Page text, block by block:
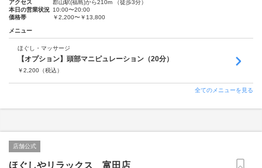
アクセス
郡山駅(福島)から210m （徒歩3分）
本日の営業状況 10:00〜20:00
価格帯
￥2,200〜￥13,800
メニュー
ほぐし・マッサージ
【オプション】頭部マニピュレーション（20分）
￥2,200 （税込）
全てのメニューを見る
店舗公式
ほぐしやリラックス 富田店